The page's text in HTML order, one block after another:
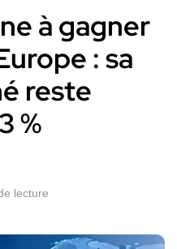
à gagner
: sa
reste
%
lecture